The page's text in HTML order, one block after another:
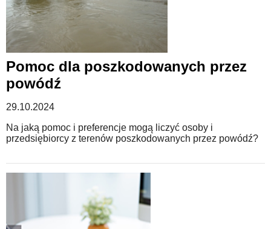
Pomoc dla poszkodowanych przez
powódź
29.10.2024
Na jaką pomoc i preferencje mogą liczyć osoby i
przedsiębiorcy z terenów poszkodowanych przez powódź?